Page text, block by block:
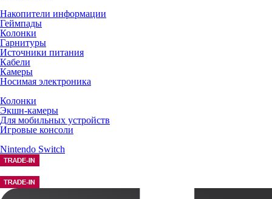
Накопители информации
Геймпады
Колонки
Гарнитуры
Источники питания
Кабели
Камеры
Носимая электроника
Колонки
Экшн-камеры
Для мобильных устройств
Игровые консоли
Nintendo Switch